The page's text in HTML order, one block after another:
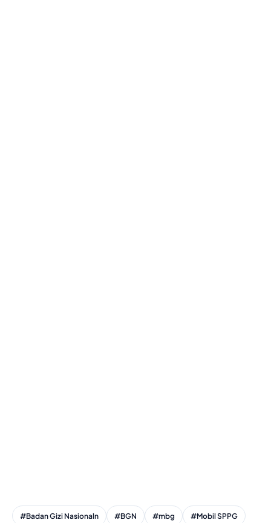
#Badan Gizi Nasionaln #BGN #mbg #Mobil SPPG